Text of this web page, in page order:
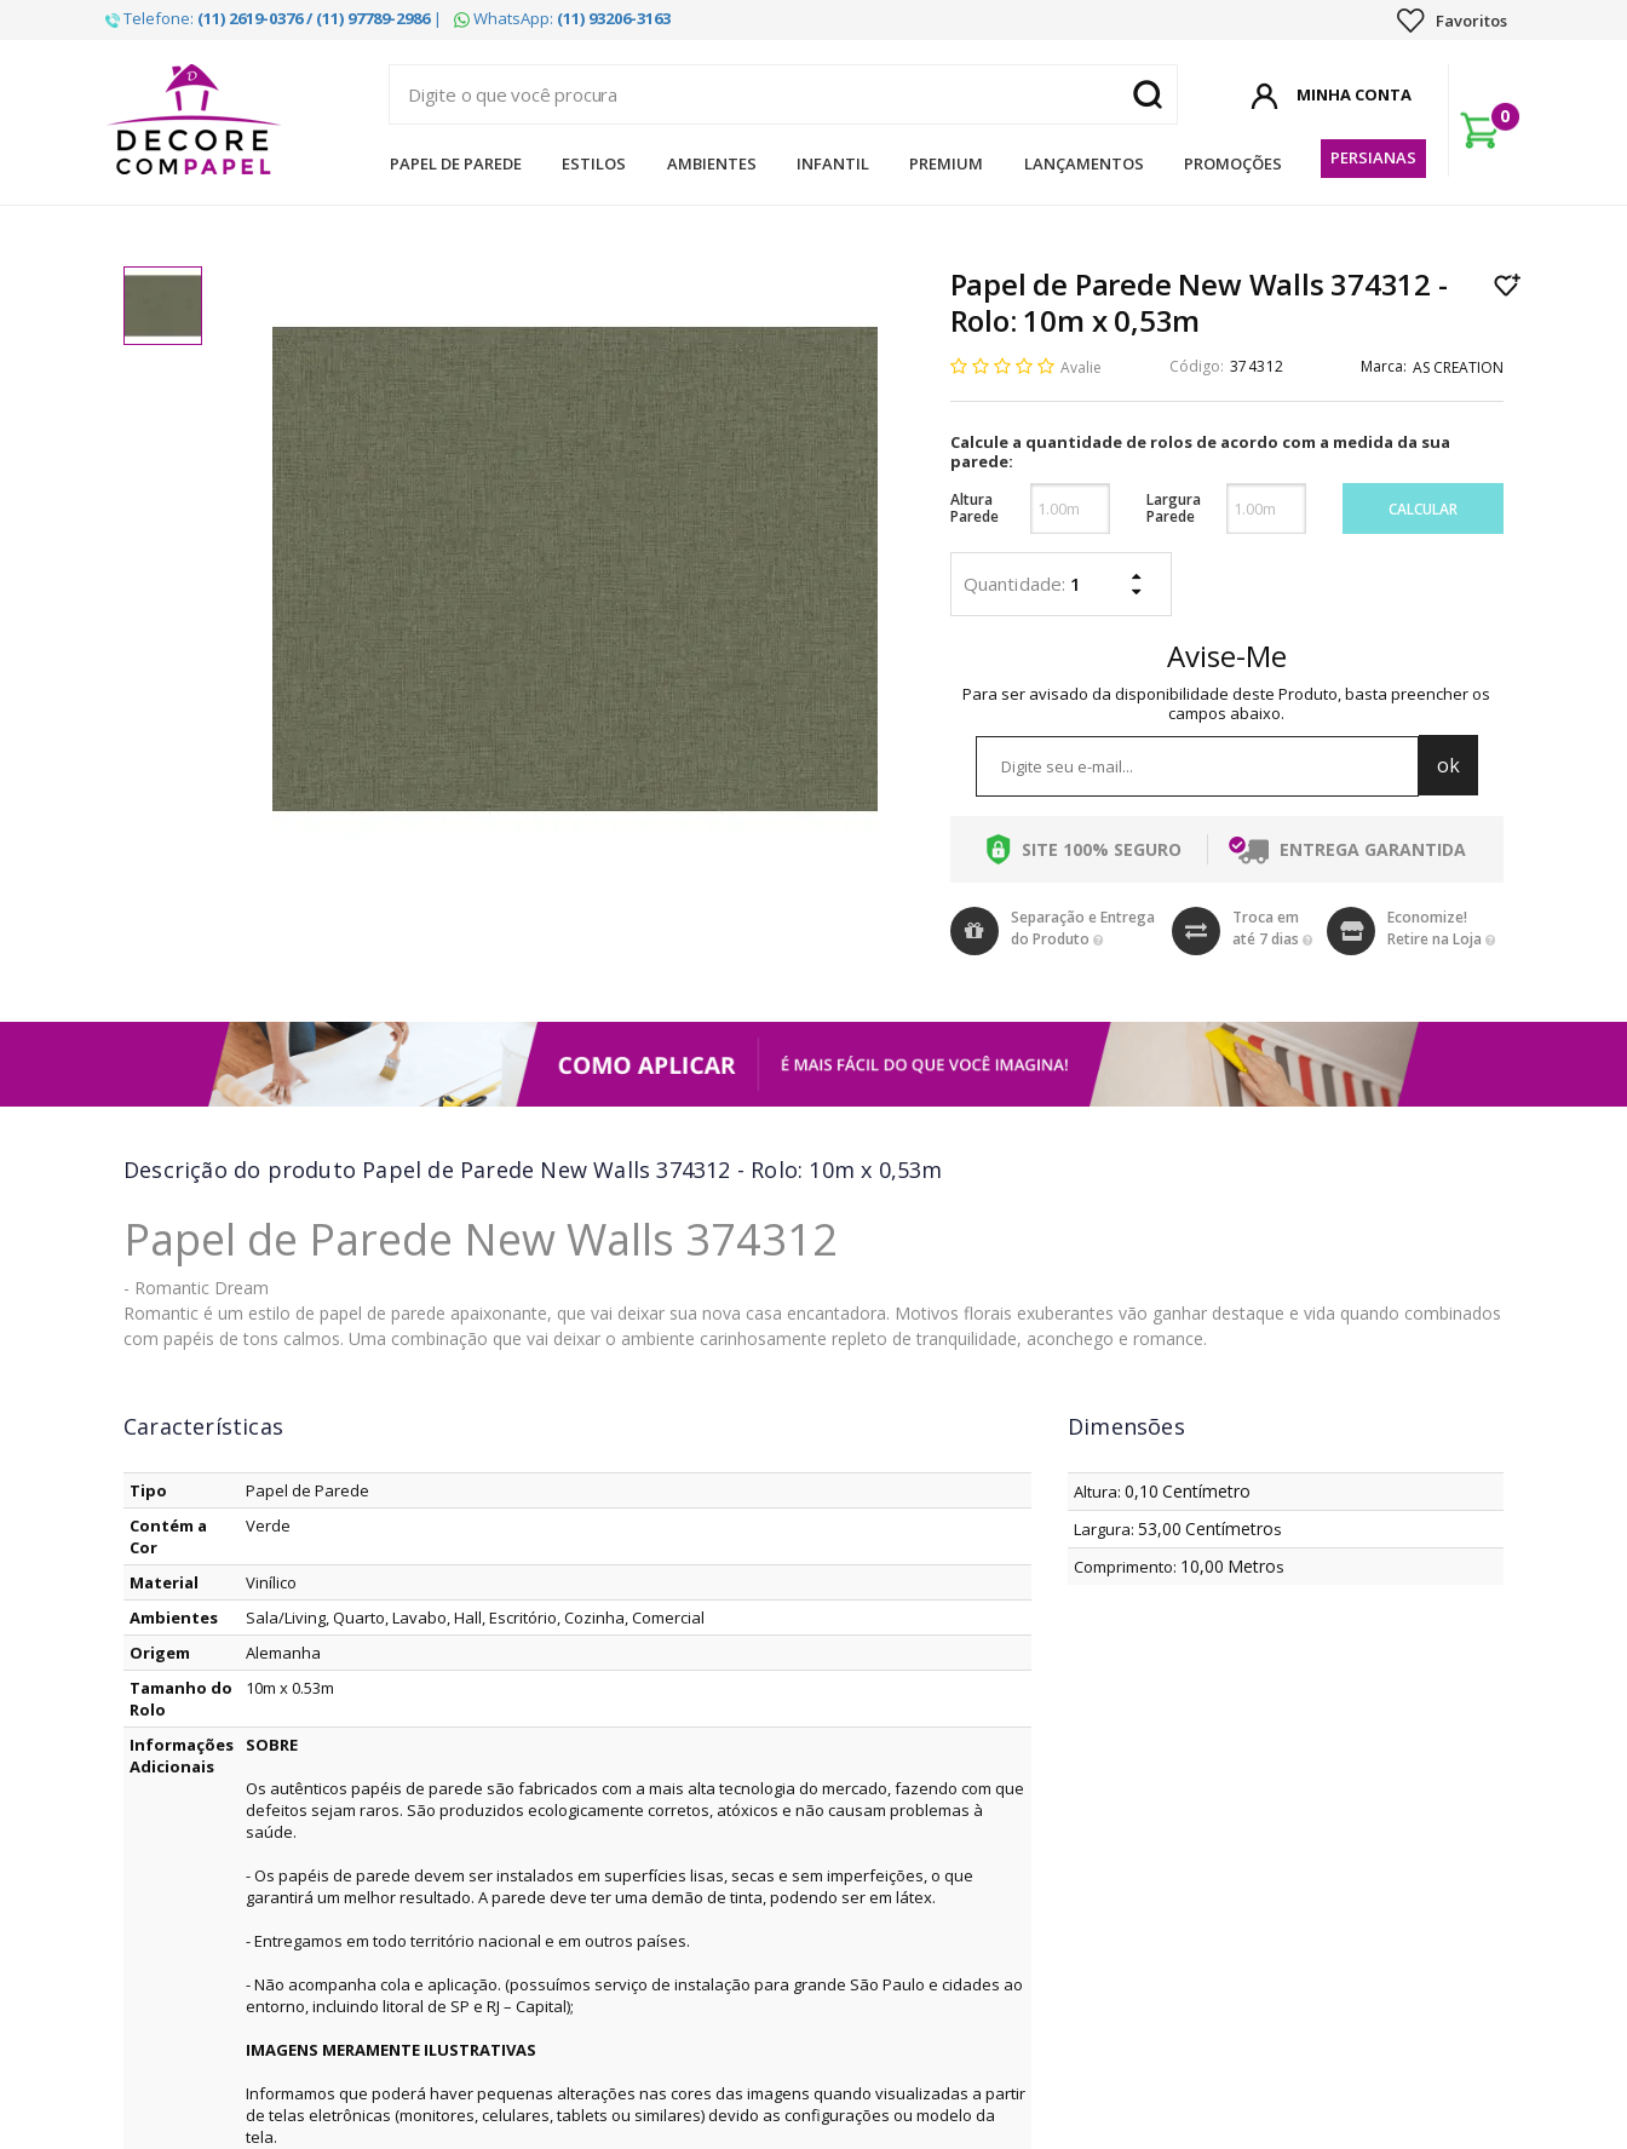
Telefone: (11) 2619-0376 / (11) 97789-2986| WhatsApp: (11) 93206-3163 Favoritos
PAPEL DE PAREDE ESTILOS AMBIENTES INFANTIL PREMIUM LANÇAMENTOS PROMOÇÕES PERSIANAS
0
Decore
com
papel
pioneira
em
Internet
Papel de Parede New Walls 374312 -
Rolo: 10m x 0,53m
Avalie 374312 AS CREATION
Calcule a quantidade de rolos de acordo com a medida da sua
parede:
Altura
Parede
Largura
Parede
CALCULAR
Avise-Me
Para ser avisado da disponibilidade deste Produto, basta preencher os
campos abaixo.
SITE 100% SEGURO ENTREGA GARANTIDA
Separação e Entrega
do Produto
Troca em
até 7 dias
Economize!
Retire na Loja
Descrição do produto Papel de Parede New Walls 374312 - Rolo: 10m x 0,53m
Papel de Parede New Walls 374312
- Romantic Dream
Romantic é um estilo de papel de parede apaixonante, que vai deixar sua nova casa encantadora. Motivos florais exuberantes vão ganhar destaque e vida quando combinados
com papéis de tons calmos. Uma combinação que vai deixar o ambiente carinhosamente repleto de tranquilidade, aconchego e romance.
Características
Tipo
Papel de Parede
Contém a
Cor
Verde
Material
Vinílico
Ambientes
Sala/Living, Quarto, Lavabo, Hall, Escritório, Cozinha, Comercial
Origem
Alemanha
Tamanho do
Rolo
10m x 0.53m
Informações
Adicionais
SOBRE
Os autênticos papéis de parede são fabricados com a mais alta tecnologia do mercado, fazendo com que
defeitos sejam raros. São produzidos ecologicamente corretos, atóxicos e não causam problemas à
saúde.
- Os papéis de parede devem ser instalados em superfícies lisas, secas e sem imperfeições, o que
garantirá um melhor resultado. A parede deve ter uma demão de tinta, podendo ser em látex.
- Entregamos em todo território nacional e em outros países.
- Não acompanha cola e aplicação. (possuímos serviço de instalação para grande São Paulo e cidades ao
entorno, incluindo litoral de SP e RJ – Capital);
IMAGENS MERAMENTE ILUSTRATIVAS
Informamos que poderá haver pequenas alterações nas cores das imagens quando visualizadas a partir
de telas eletrônicas (monitores, celulares, tablets ou similares) devido as configurações ou modelo da
tela.
Dimensões
Altura: 0,10 Centímetro
Largura: 53,00 Centímetros
Comprimento: 10,00 Metros